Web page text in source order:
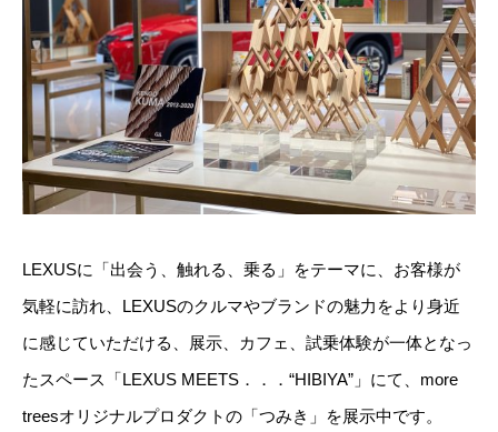
LEXUSに「出会う、触れる、乗る」をテーマに、お客様が
気軽に訪れ、LEXUSのクルマやブランドの魅力をより身近
に感じていただける、展示、カフェ、試乗体験が一体となっ
たスペース「LEXUS MEETS．．．“HIBIYA”」にて、more
treesオリジナルプロダクトの「つみき」を展示中です。